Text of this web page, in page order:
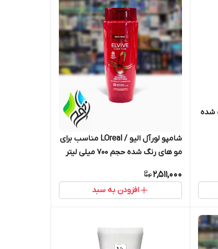
شده
شامپو لورآل الیو / LOreal مناسب برای
مو های رنگ شده حجم 700 میلی لیتر
2,511,000
افزودن به سبد